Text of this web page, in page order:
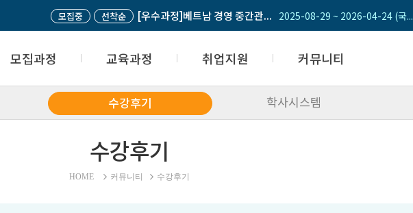
모집중 선착순 [우수과정]베트남 경영 중간관... 2025-08-29 ~ 2026-04-24 (국...
모집과정
모집과정 접수
접수조회
자주하는 질문(FAQ)
교육과정
국가기간전략산업직종
내일배움카드
고등학교 위탁과정
재직자과정
사업주 위탁과정
취업지원
산학협력업체
취업성공패키지
커뮤니티
공지사항
갤러리
수강후기 학사시스템
수강후기
HOME 커뮤니티 수강후기